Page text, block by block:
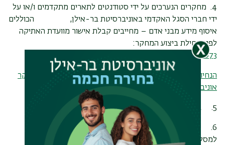
4.
מחקרים הנערכים על ידי סטודנטים לתארים מתקדמים ו/או על
ידי חברי הסגל האקדמי באוניברסיטת בר-אילן, הכוללים
איסוף מידע מבני אדם – מחייבים קבלת אישור מוועדת האתיקה
לפני תחילת ביצוע המחקר:
https://research.biu.ac.il/he/node/72073
הנחיות לקבלת אישור וועדת אתיקה,טופס בקשה לאישור מחקר
אוניבריסטאי
5. בתום סדנא לתזה (סוף שנה א) – הגשת הצעת מחקר
6.
אישור ההצעה ע"י בית הספר ללימודים מתקדמים ומעבר
למסלול א עם תזה.